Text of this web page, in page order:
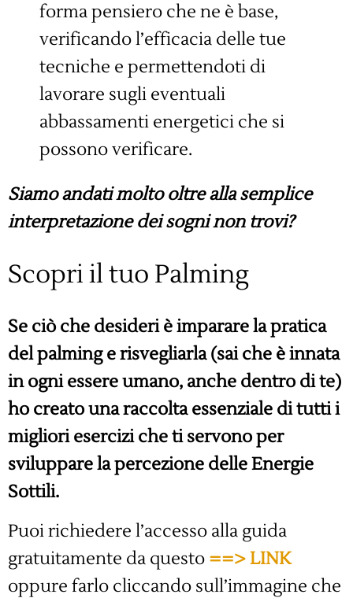
forma pensiero che ne è base,
verificando l’efficacia delle tue
tecniche e permettendoti di
lavorare sugli eventuali
abbassamenti energetici che si
possono verificare.
Siamo andati molto oltre alla semplice
interpretazione dei sogni non trovi?
Scopri il tuo Palming
Se ciò che desideri è imparare la pratica
del palming e risvegliarla (sai che è innata
in ogni essere umano, anche dentro di te)
ho creato una raccolta essenziale di tutti i
migliori esercizi che ti servono per
sviluppare la percezione delle Energie
Sottili.
Puoi richiedere l’accesso alla guida
gratuitamente da questo ==> LINK
oppure farlo cliccando sull’immagine che